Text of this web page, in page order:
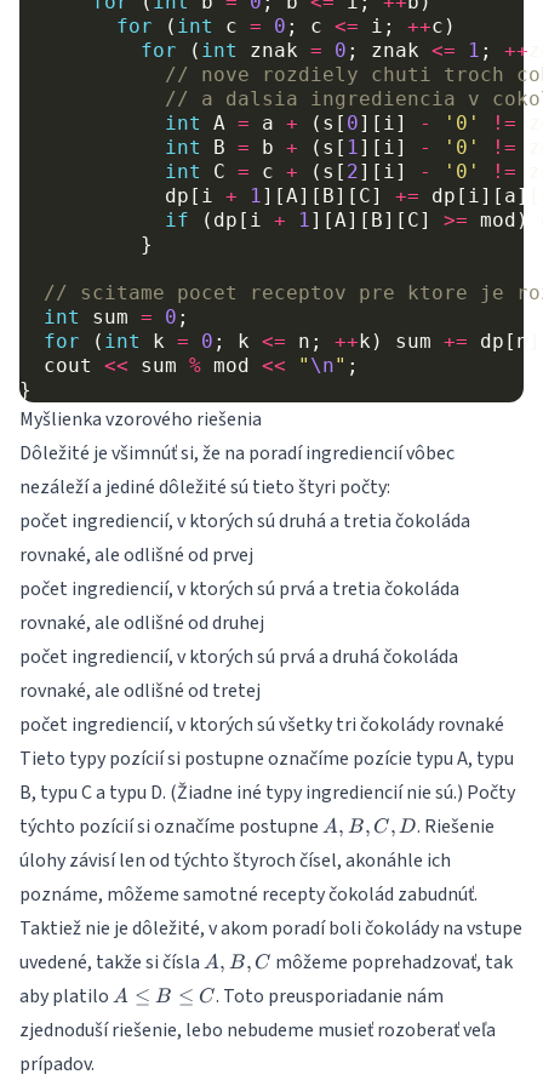
for
( int c = 0 ; c <= i ; ++c )
for
( int znak = 0 ; znak <= 1 ; ++
// nove rozdiely chuti troch
// a dalsia ingrediencia v
int
A = a + ( s [ 0][ i] - '0' !=
int
B = b + ( s [ 1][ i] - '0' !=
int
C = c + ( s [ 2][ i] - '0' !=
dp [ i + 1][A][ B][ C] += dp [ i][ a][
if
( dp [ i + 1][A][ B][ C] >= mod )
}
// scitame pocet receptov pre ktore je
int
sum = 0 ;
for
( int k = 0 ; k <= n ; ++k ) sum += dp [ n
cout
<< sum % mod << " \n" ;
}
Myšlienka vzorového riešenia
Dôležité je všimnúť si, že na poradí ingrediencií vôbec
nezáleží a jediné dôležité sú tieto štyri počty:
počet ingrediencií, v ktorých sú druhá a tretia čokoláda
rovnaké, ale odlišné od prvej
počet ingrediencií, v ktorých sú prvá a tretia čokoláda
rovnaké, ale odlišné od druhej
počet ingrediencií, v ktorých sú prvá a druhá čokoláda
rovnaké, ale odlišné od tretej
počet ingrediencií, v ktorých sú všetky tri čokolády rovnaké
Tieto typy pozícií si postupne označíme pozície typu A, typu
B, typu C a typu D. (Žiadne iné typy ingrediencií nie sú.) Počty
týchto pozícií si označíme postupne A,B,C,D
A, B, C, D. Riešenie
úlohy závisí len od týchto štyroch čísel, akonáhle ich
poznáme, môžeme samotné recepty čokolád zabudnúť.
Taktiež nie je dôležité, v akom poradí boli čokolády na vstupe
uvedené, takže si čísla A,B,C
A, B, C môžeme poprehadzovať, tak
aby platilo A\leq
B\leq
C
A ≤ B ≤ C. Toto preusporiadanie nám
zjednoduší riešenie, lebo nebudeme musieť rozoberať veľa
prípadov.